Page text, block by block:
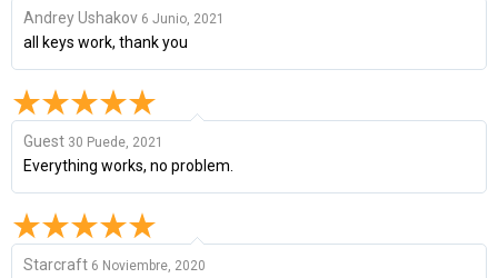
Andrey Ushakov 6 Junio, 2021
all keys work, thank you
Guest 30 Puede, 2021
Everything works, no problem.
Starcraft 6 Noviembre, 2020